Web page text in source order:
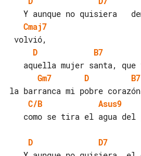
Cmaj7
D
B7
Gm7
D
B7
C/B
Asus9
D D7